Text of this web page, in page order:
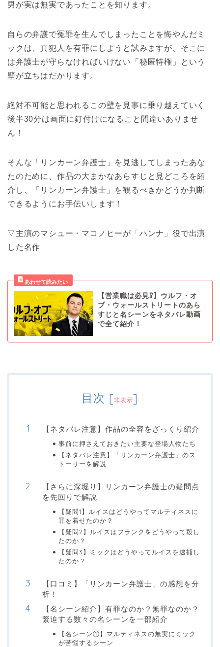
男が実は無実であったことを知ります。
自らの弁護で冤罪を生んでしまったことを悔やんだミ
ックは、真犯人を有罪にしようと試みますが、そこに
は弁護士が守らなければいけない「秘匿特権」という
壁が立ちはだかります。
絶対不可能と思われるこの壁を見事に乗り越えていく
後半30分は画面に釘付けになること間違いありませ
ん！
そんな「リンカーン弁護士」を見逃してしまったあな
たのために、作品の大まかなあらすじと見どころを紹
介し、「リンカーン弁護士」を観るべきかどうか判断
できるようにお手伝いします！
▽主演のマシュー・マコノヒーが「ハンナ」役で出演
した名作
【営業職は必見⁉︎】ウルフ・オ
ブ・ウォールストリートのあら
すじと名シーンをネタバレ動画
で全て紹介！
目次 [非表示]
【ネタバレ注意】作品の全容をざっくり紹介
事前に押さえておきたい主要な登場人物たち
【ネタバレ注意】「リンカーン弁護士」のス
トーリーを解説
【さらに深堀り】リンカーン弁護士の疑問点
を先回りで解説
【疑問1】ルイスはどうやってマルティネスに
罪を着せたのか？
【疑問2】ルイスはフランクをどうやって殺し
たのか？
【疑問3】ミックはどうやってルイスを逮捕し
たのか？
【口コミ】「リンカーン弁護士」の感想を分
析！
【名シーン紹介】有罪なのか？無罪なのか？
緊迫する数々の名シーンを一部紹介
【名シーン①】マルティネスの無実にミック
が苦悩するシーン